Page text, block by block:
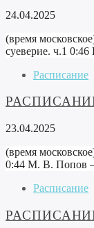
24.04.2025
(время
суеверие. ч.1
Расписание
23.04.2025
(время
0:44 М. В. Попов —
Расписание